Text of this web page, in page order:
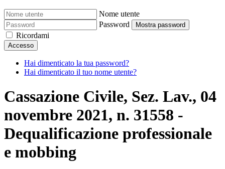
Nome utente
Password
Mostra password
Ricordami
Accesso
Hai dimenticato la tua password?
Hai dimenticato il tuo nome utente?
Cassazione Civile, Sez. Lav., 04
novembre 2021, n. 31558 -
Dequalificazione professionale
e mobbing